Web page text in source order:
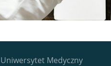
Uniwersytet Medyczny